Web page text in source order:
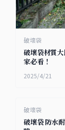
破壞袋
破壞袋材質
家必看！
2025/4/21
破壞袋
破壞袋 防水